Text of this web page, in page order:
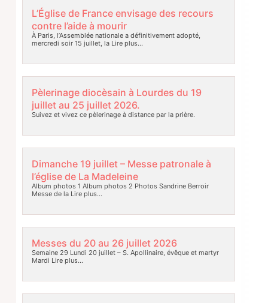
L’Église de France envisage des recours
contre l’aide à mourir
À Paris, l’Assemblée nationale a définitivement adopté,
mercredi soir 15 juillet, laLire plus…
Pèlerinage diocèsain à Lourdes du 19
juillet au 25 juillet 2026.
Suivez et vivez ce pèlerinage à distance par la prière.
Dimanche 19 juillet – Messe patronale à
l’église de La Madeleine
Album photos 1 Album photos 2 Photos Sandrine Berroir
Messe de laLire plus…
Messes du 20 au 26 juillet 2026
Semaine 29 Lundi 20 juillet – S. Apollinaire, évêque et martyr
Mardi Lire plus…